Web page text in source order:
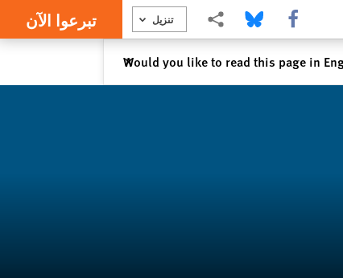
Share this via Facebook
Share this via Bluesky
Share this via مشاركةتنزيل تبرعوا الآن
Would you like to read this page in
✕إغلاق